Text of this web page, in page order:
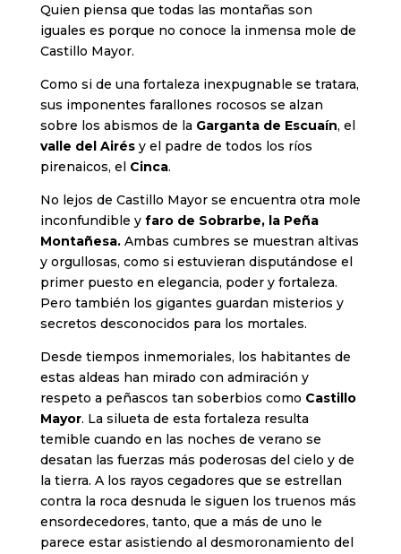
Quien piensa que todas las montañas son
iguales es porque no conoce la inmensa mole de
Castillo Mayor.
Como si de una fortaleza inexpugnable se tratara,
sus imponentes farallones rocosos se alzan
sobre los abismos de la Garganta de Escuaín, el
valle del Airésy el padre de todos los ríos
pirenaicos, el Cinca.
No lejos de Castillo Mayor se encuentra otra mole
inconfundible yfaro de Sobrarbe, la Peña
Montañesa.Ambas cumbres se muestran altivas
y orgullosas, como si estuvieran disputándose el
primer puesto en elegancia, poder y fortaleza.
Pero también los gigantes guardan misterios y
secretos desconocidos para los mortales.
Desde tiempos inmemoriales, los habitantes de
estas aldeas han mirado con admiración y
respeto a peñascos tan soberbios como Castillo
Mayor. La silueta de esta fortaleza resulta
temible cuando en las noches de verano se
desatan las fuerzas más poderosas del cielo y de
la tierra. A los rayos cegadores que se estrellan
contra la roca desnuda le siguen los truenos más
ensordecedores, tanto, que a más de uno le
parece estar asistiendo al desmoronamiento del